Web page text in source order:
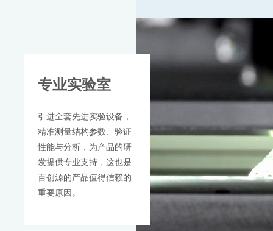
专业实验室
引进全套先进实验设备，
精准测量结构参数、验证
性能与分析，为产品的研
发提供专业支持，这也是
百创源的产品值得信赖的
重要原因。